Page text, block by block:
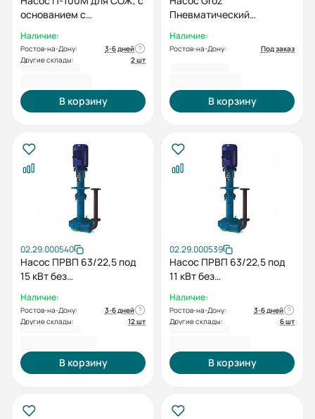
основанием с
0,75/3000
Наличие:
Ростов-на-Дону:
3-6 дней
Другие склады:
2 шт
В корзину
Пневматический
OP/T3/11B/BSP GR45342
Наличие:
Ростов-на-Дону: Под заказ
В корзину
02.29.000540
Насос ПРВП 63/22,5 под
15 кВт без
Наличие:
Ростов-на-Дону:
3-6 дней
Другие склады:
12 шт
В корзину
02.29.000539
Насос ПРВП 63/22,5 под
11 кВт без
Наличие:
Ростов-на-Дону:
3-6 дней
Другие склады:
6 шт
В корзину